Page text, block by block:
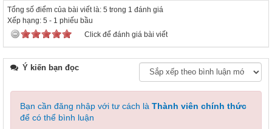
Tổng số điểm của bài viết là: 5 trong 1 đánh giá
Xếp hạng: 5 - 1 phiếu bầu
Click để đánh giá bài viết
Ý kiến bạn đọc
Bạn cần đăng nhập với tư cách là Thành viên chính thức
để có thể bình luận